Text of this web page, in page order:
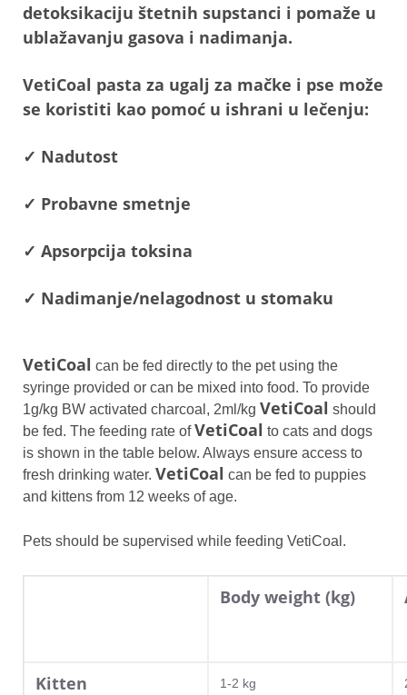
detoksikaciju štetnih supstanci i pomaže u
ublažavanju gasova i nadimanja.
VetiCoal pasta za ugalj za mačke i pse može
se koristiti kao pomoć u ishrani u lečenju:
✓ Nadutost
✓ Probavne smetnje
✓ Apsorpcija toksina
✓ Nadimanje/nelagodnost u stomaku
VetiCoal can be fed directly to the pet using the
syringe provided or can be mixed into food. To provide
1g/kg BW activated charcoal, 2ml/kg VetiCoal should
be fed. The feeding rate ofVetiCoal to cats and dogs
is shown in the table below. Always ensure access to
fresh drinking water. VetiCoal can be fed to puppies
and kittens from 12 weeks of age.
Pets should be supervised while feeding VetiCoal.
Body weight (kg)
Kitten 1-2 kg